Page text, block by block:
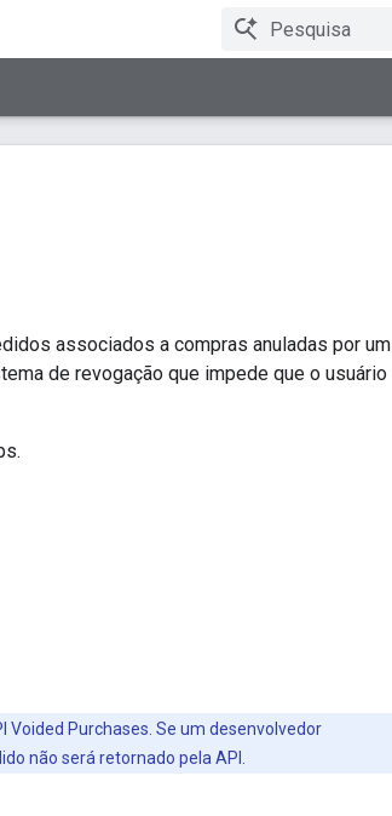
associados a compras anuladas por um
de revogação que impede que o usuário
Voided Purchases. Se um desenvolvedor
não será retornado pela API.